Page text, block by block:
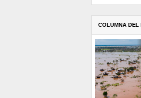
COLUMNA DEL